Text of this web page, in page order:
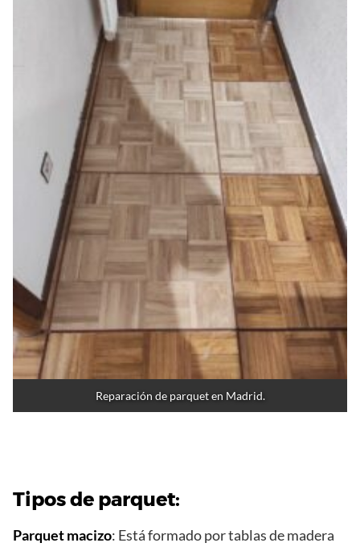
Reparación de parquet en Madrid.
Tipos de parquet:
Parquet macizo: Está formado por tablas de madera